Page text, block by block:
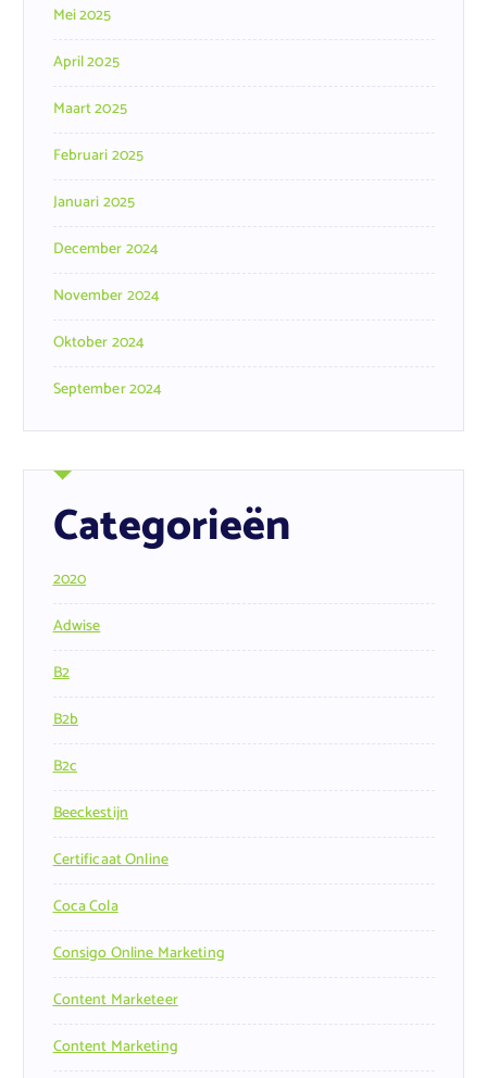
Mei 2025
April 2025
Maart 2025
Februari 2025
Januari 2025
December 2024
November 2024
Oktober 2024
September 2024
Categorieën
2020
Adwise
B2
B2b
B2c
Beeckestijn
Certificaat Online
Coca Cola
Consigo Online Marketing
Content Marketeer
Content Marketing